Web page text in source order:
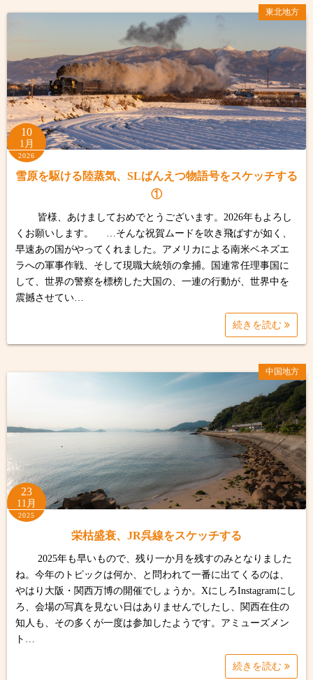
東北地方
10
1月
2026
雪原を駆ける陸蒸気、SLばんえつ物語号をスケッチする
①
皆様、あけましておめでとうございます。2026年もよろし
くお願いします。 …そんな祝賀ムードを吹き飛ばすが如く、
早速あの国がやってくれました。アメリカによる南米ベネズエ
ラへの軍事作戦、そして現職大統領の拿捕。国連常任理事国に
して、世界の警察を標榜した大国の、一連の行動が、世界中を
震撼させてい…
続きを読む
中国地方
23
11月
2025
栄枯盛衰、JR呉線をスケッチする
2025年も早いもので、残り一か月を残すのみとなりました
ね。今年のトピックは何か、と問われて一番に出てくるのは、
やはり大阪・関西万博の開催でしょうか。XにしろInstagramにし
ろ、会場の写真を見ない日はありませんでしたし、関西在住の
知人も、その多くが一度は参加したようです。アミューズメン
ト…
続きを読む